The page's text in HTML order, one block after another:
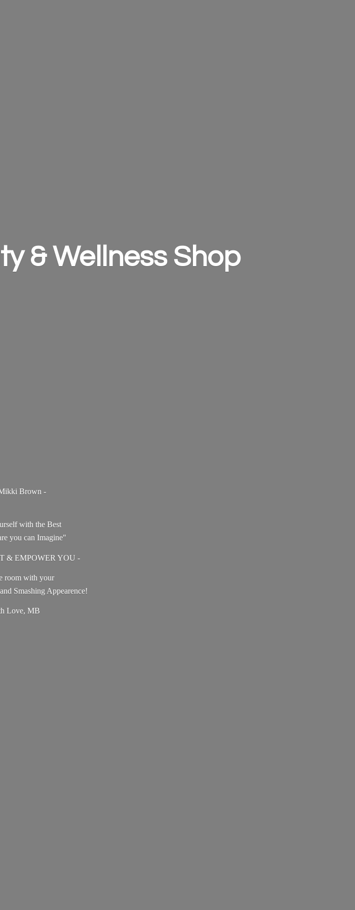
& Wellness Shop
Brown -
with the Best
you can Imagine"
& EMPOWER YOU -
room with your
Smashing Appearence!
Love, MB